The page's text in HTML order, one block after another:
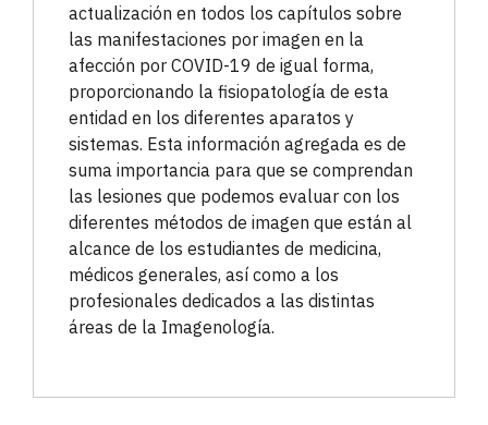
actualización en todos los capítulos sobre
las manifestaciones por imagen en la
afección por COVID-19 de igual forma,
proporcionando la fisiopatología de esta
entidad en los diferentes aparatos y
sistemas. Esta información agregada es de
suma importancia para que se comprendan
las lesiones que podemos evaluar con los
diferentes métodos de imagen que están al
alcance de los estudiantes de medicina,
médicos generales, así como a los
profesionales dedicados a las distintas
áreas de la Imagenología.